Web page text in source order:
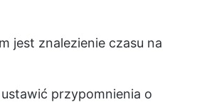
jest znalezienie czasu na
przypomnienia o